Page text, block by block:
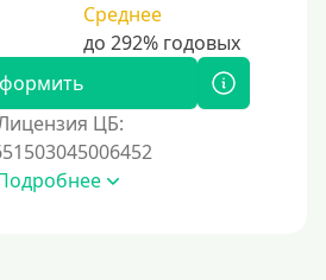
Среднее
ЦБ: